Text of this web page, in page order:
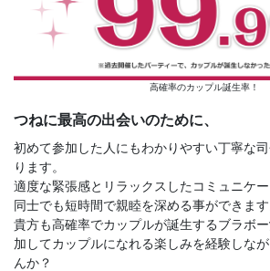
高確率のカップル誕生率！
つねに最高の出会いのために、
初めて参加した人にもわかりやすい丁寧な
ります。
適度な緊張感とリラックスしたコミュニケ
同士でも短時間で親睦を深める事ができます
貴方も高確率でカップルが誕生するブラボ
加してカップルになれる楽しみを経験しな
んか？